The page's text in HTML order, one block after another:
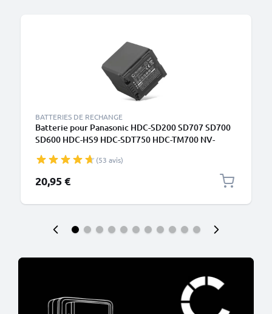
BATTERIES DE RECHANGE
Batterie pour Panasonic HDC-SD200 SD707 SD700
SD600 HDC-HS9 HDC-SDT750 HDC-TM700 NV-
(2200mAh, 7.4V) de CELLONIC
(53 avis)
20,95 €